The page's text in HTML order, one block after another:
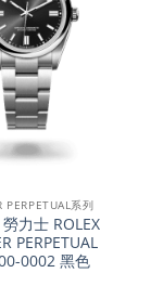
PERPETUAL系列
力士 ROLEX
PERPETUAL
0002 黑色